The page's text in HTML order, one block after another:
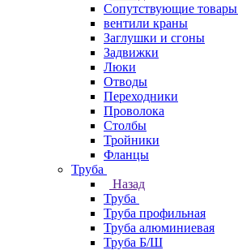
Сопутствующие товары
вентили краны
Заглушки и сгоны
Задвижки
Люки
Отводы
Переходники
Проволока
Столбы
Тройники
Фланцы
Труба
Назад
Труба
Труба профильная
Труба алюминиевая
Труба Б/Ш